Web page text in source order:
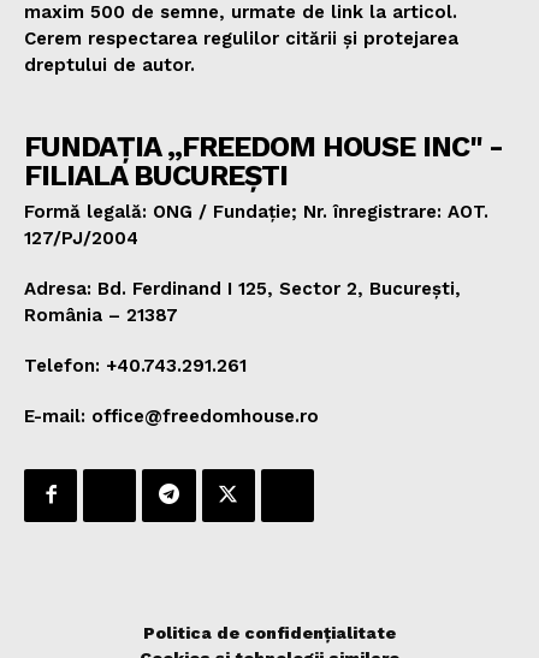
maxim 500 de semne, urmate de link la articol.
Cerem respectarea regulilor citării și protejarea
dreptului de autor.
FUNDAȚIA „FREEDOM HOUSE INC" -
FILIALA BUCUREȘTI
Formă legală: ONG / Fundație; Nr. înregistrare: AOT.
127/PJ/2004
Adresa: Bd. Ferdinand I 125, Sector 2, București,
România – 21387
Telefon: +40.743.291.261
E-mail: office@freedomhouse.ro
Politica de confidențialitate